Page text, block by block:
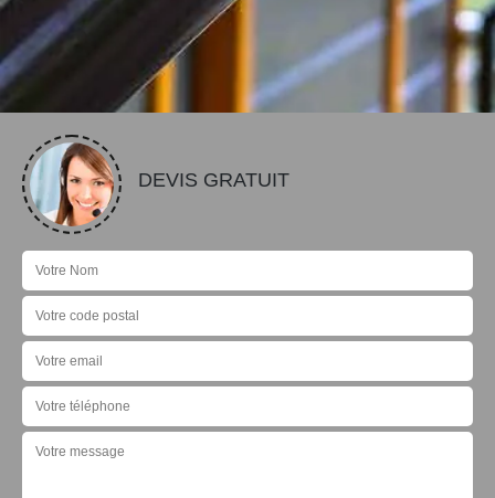
DEVIS GRATUIT